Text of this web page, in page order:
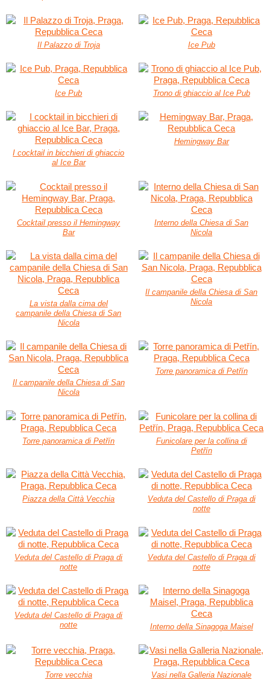
Il Palazzo di Troja Ice Pub
Ice Pub Trono di ghiaccio al Ice Pub
I cocktail in bicchieri di ghiaccio
al Ice Bar
Hemingway Bar
Cocktail presso il Hemingway
Bar
Interno della Chiesa di San
Nicola
La vista dalla cima del
campanile della Chiesa di San
Nicola
Il campanile della Chiesa di San
Nicola
Il campanile della Chiesa di San
Nicola
Torre panoramica di Petřín
Torre panoramica di Petřín
Funicolare per la collina di
Petřín
Piazza della Città Vecchia
Veduta del Castello di Praga di
notte
Veduta del Castello di Praga di
notte
Veduta del Castello di Praga di
notte
Veduta del Castello di Praga di
notte
Interno della Sinagoga Maisel
Torre vecchia Vasi nella Galleria Nazionale